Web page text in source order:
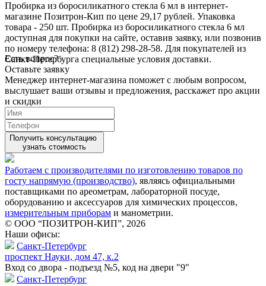
Пробирка из боросиликатного стекла 6 мл в интернет-
магазине Позитрон-Кип по цене 29,17 рублей. Упаковка
товара - 250 шт. Пробирка из боросиликатного стекла 6 мл
доступная для покупки на сайте, оставив заявку, или позвонив
по номеру телефона: 8 (812) 298-28-58. Для покупателей из
Санкт-Петербурга специальные условия доставки.
Есть вопрос?
Оставьте заявку
Менеджер интернет-магазина поможет с любым вопросом,
выслушает ваши отзывы и предложения, расскажет про акции
и скидки
Получить консультацию
узнать стоимость
Работаем с производителями по изготовлению товаров по
госту напрямую (производство), являясь официальными
поставщиками по ареометрам, лабораторной посуде,
оборудованию и аксессуаров для химических процессов,
измерительным приборам и манометрии.
© ООО “ПОЗИТРОН-КИП”, 2026
Наши офисы:
Санкт-Петербург
проспект Науки, дом 47, к.2
Вход со двора - подъезд №5, код на двери "9"
Санкт-Петербург